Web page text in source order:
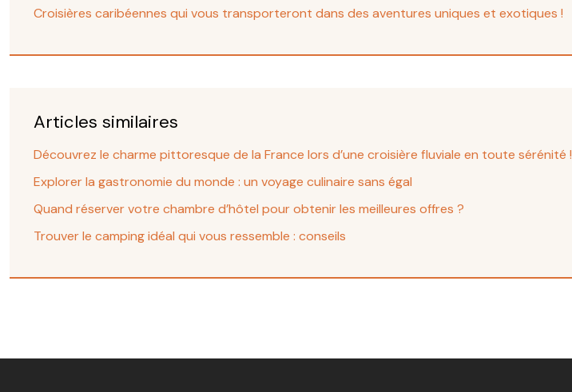
Croisières caribéennes qui vous transporteront dans des aventures uniques et exotiques !
Articles similaires
Découvrez le charme pittoresque de la France lors d’une croisière fluviale en toute sérénité !
Explorer la gastronomie du monde : un voyage culinaire sans égal
Quand réserver votre chambre d’hôtel pour obtenir les meilleures offres ?
Trouver le camping idéal qui vous ressemble : conseils